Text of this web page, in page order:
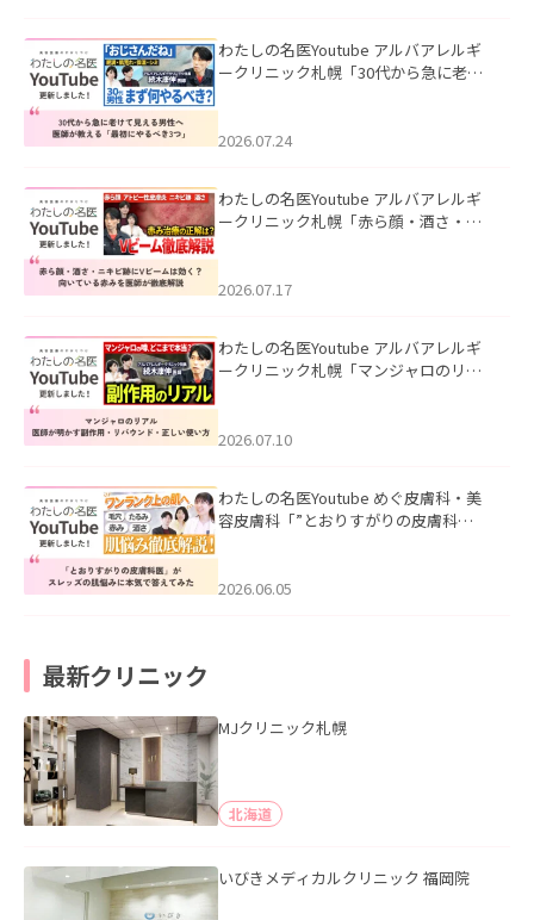
わたしの名医Youtube アルバアレルギ
ークリニック札幌「30代から急に老け
た。
2026.07.24
わたしの名医Youtube アルバアレルギ
ークリニック札幌「赤ら顔・酒さ・ニ
した。
2026.07.17
わたしの名医Youtube アルバアレルギ
ークリニック札幌「マンジャロのリア
た。
2026.07.10
わたしの名医Youtube めぐ皮膚科・美
容皮膚科「”とおりすがりの皮膚科
2026.06.05
最新クリニック
MJクリニック札幌
北海道
いびきメディカルクリニック 福岡院